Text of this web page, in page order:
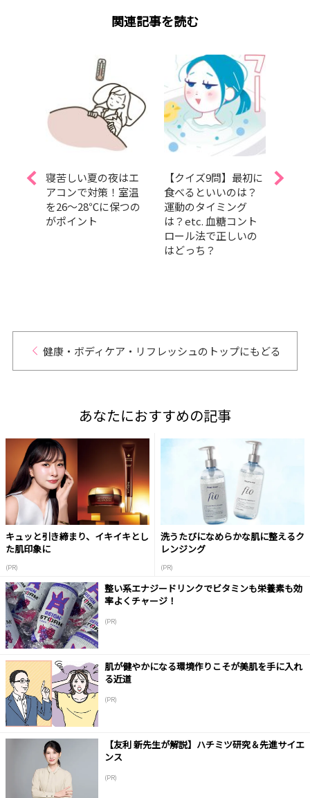
関連記事を読む
寝苦しい夏の夜はエ
アコンで対策！室温
を26～28℃に保つの
がポイント
【クイズ9問】最初に
食べるといいのは？
運動のタイミング
は？etc. 血糖コント
ロール法で正しいの
はどっち？
【夏
健康・ボディケア・リフレッシュのトップにもどる
あなたにおすすめの記事
キュッと引き締まり、イキイキとし
た肌印象に
(PR)
洗うたびになめらかな肌に整えるク
レンジング
(PR)
整い系エナジードリンクでビタミンも栄養素も効
率よくチャージ！
(PR)
肌が健やかになる環境作りこそが美肌を手に入れ
る近道
(PR)
【友利 新先生が解説】ハチミツ研究＆先進サイエ
ンス
(PR)